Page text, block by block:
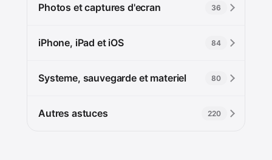
Photos et captures d'ecran 36
iPhone, iPad et iOS 84
Systeme, sauvegarde et materiel 80
Autres astuces 220